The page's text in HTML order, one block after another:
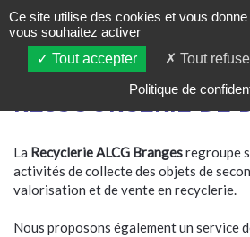
RESSOURCERIE DE
La RecyclerieALCG Brangesregroupe
activités de collecte des objets de
valorisation et de vente en recyclerie.
Nous proposons également un service
Ce site utilise des cookies et vous
vous souhaitez activer
Tout accepter
Tout
Politique de